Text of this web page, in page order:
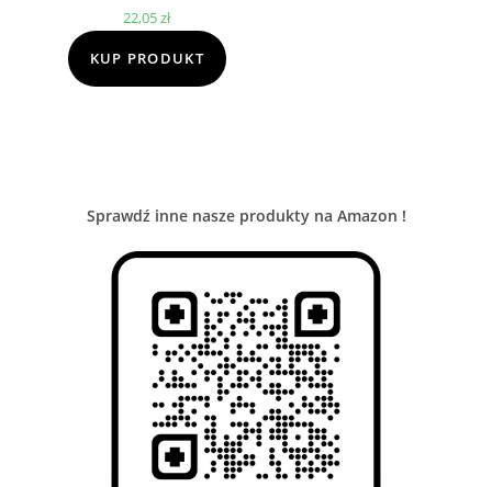
22,05zł
KUP PRODUKT
Sprawdź inne nasze produkty na Amazon !